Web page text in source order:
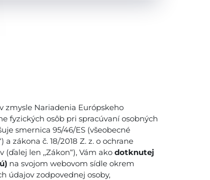
zmysle Nariadenia Európskeho
fyzických osôb pri spracúvaní osobných
smernica 95/46/ES (všeobecné
zákona č. 18/2018 Z. z. o ochrane
len ,,Zákon“), Vám ako dotknutej
na svojom webovom sídle okrem
údajov zodpovednej osoby,